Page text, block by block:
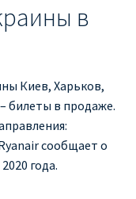
Харькова,
в
Киев, Харьков,
билеты в продаже.
сообщает о
года.